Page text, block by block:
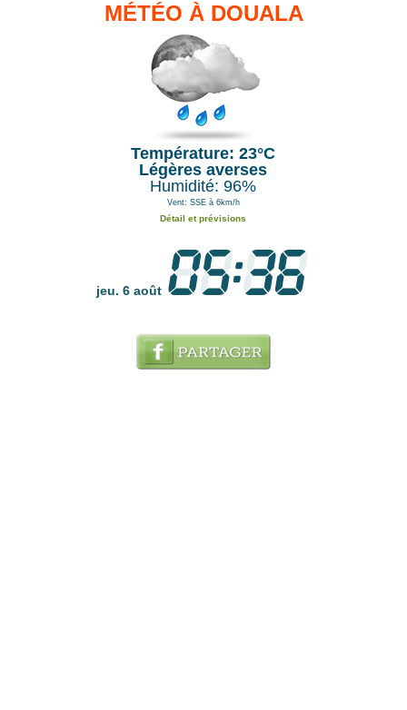
MÉTÉO À DOUALA
Température: 23°C
Légères averses
Humidité: 96%
Vent: SSE à 6km/h
Détail et prévisions
jeu. 6 août